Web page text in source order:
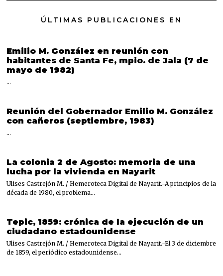
ÚLTIMAS PUBLICACIONES EN
Emilio M. González en reunión con
habitantes de Santa Fe, mpio. de Jala (7 de
mayo de 1982)
…
Reunión del Gobernador Emilio M. González
con cañeros (septiembre, 1983)
…
La colonia 2 de Agosto: memoria de una
lucha por la vivienda en Nayarit
Ulises Castrejón M. / Hemeroteca Digital de Nayarit.-A principios de la
década de 1980, el problema…
Tepic, 1859: crónica de la ejecución de un
ciudadano estadounidense
Ulises Castrejón M. / Hemeroteca Digital de Nayarit.-El 3 de diciembre
de 1859, el periódico estadounidense…